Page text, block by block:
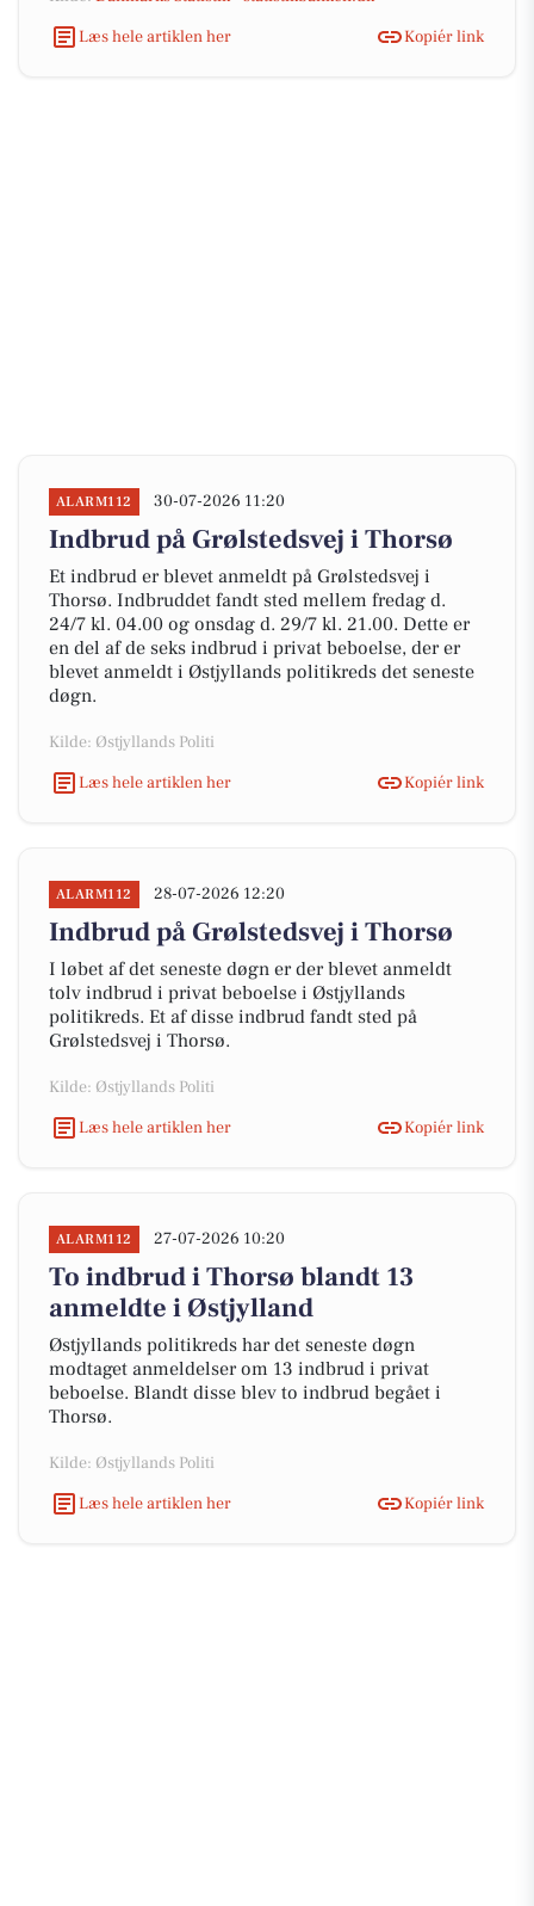
Læs hele artiklen her
Kopiér link
ALARM112 30-07-2026 11:20
Indbrud på Grølstedsvej i Thorsø
Et indbrud er blevet anmeldt på Grølstedsvej i
Thorsø. Indbruddet fandt sted mellem fredag d.
24/7 kl. 04.00 og onsdag d. 29/7 kl. 21.00. Dette er
en del af de seks indbrud i privat beboelse, der er
blevet anmeldt i Østjyllands politikreds det seneste
døgn.
Kilde: Østjyllands Politi
Læs hele artiklen her
Kopiér link
ALARM112 28-07-2026 12:20
Indbrud på Grølstedsvej i Thorsø
I løbet af det seneste døgn er der blevet anmeldt
tolv indbrud i privat beboelse i Østjyllands
politikreds. Et af disse indbrud fandt sted på
Grølstedsvej i Thorsø.
Kilde: Østjyllands Politi
Læs hele artiklen her
Kopiér link
ALARM112 27-07-2026 10:20
To indbrud i Thorsø blandt 13
anmeldte i Østjylland
Østjyllands politikreds har det seneste døgn
modtaget anmeldelser om 13 indbrud i privat
beboelse. Blandt disse blev to indbrud begået i
Thorsø.
Kilde: Østjyllands Politi
Læs hele artiklen her
Kopiér link